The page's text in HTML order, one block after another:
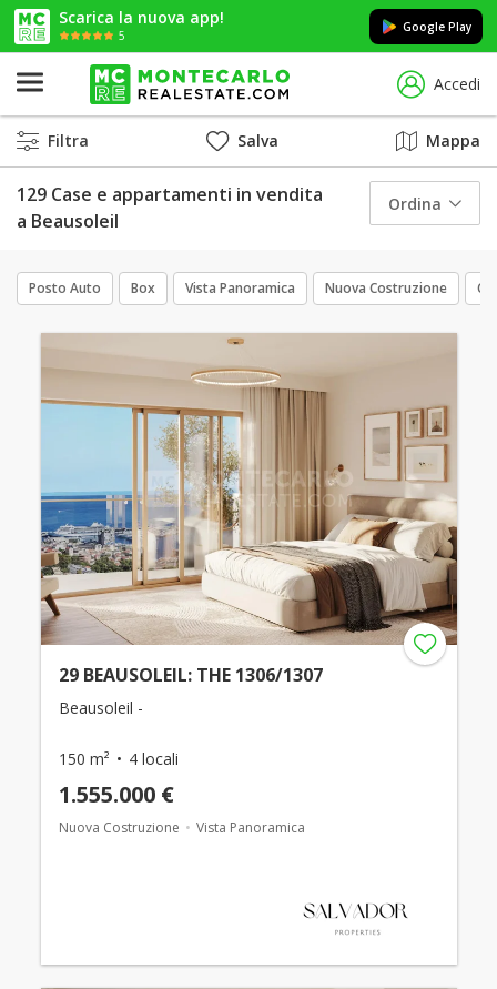
Scarica la nuova app!
5
Google Play
Accedi
Filtra Salva Mappa
129 Case e appartamenti in vendita
a Beausoleil
Ordina
Posto Auto Box Vista Panoramica Nuova Costruzione
29 BEAUSOLEIL: THE 1306/1307
Beausoleil -
150 m² 4 locali
1.555.000 €
Nuova Costruzione Vista Panoramica